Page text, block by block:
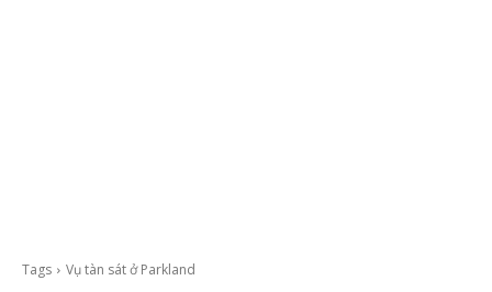
Tags Vụ tàn sát ở Parkland